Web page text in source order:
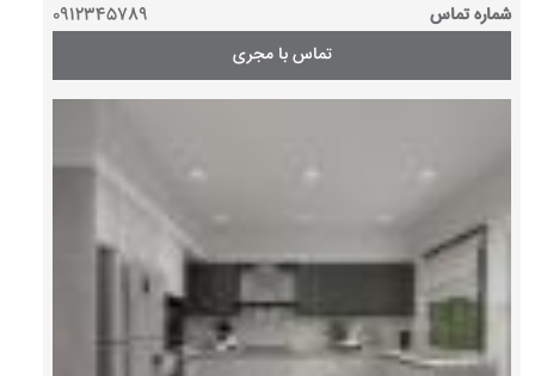
شماره تماس
0912345789
تماس با مجری